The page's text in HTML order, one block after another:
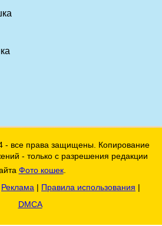
- все права защищены. Копирование
- только с разрешения редакции
Фото кошек.
Реклама | Правила использования |
DMCA